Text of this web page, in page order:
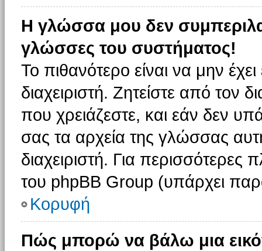
Η γλώσσα μου δεν
γλώσσες του συστήματος!
Το πιθανότερο είναι να μην
διαχειριστή. Ζητείστε από τον
που χρειάζεστε, και εάν δεν
σας τα αρχεία της γλώσσας
διαχειριστή. Για περισσότερες
του phpBB Group (υπάρχει
Κορυφή
Πώς μπορώ να βάλω μια